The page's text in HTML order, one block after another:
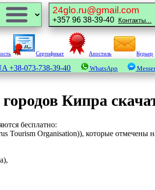
24glo.ru@gmail.com
+357 96 38-39-40 Контакты...
Сертификат Апостиль Курьер
+38-073-738-39-40 WhatsApp
Кипра
бесплатно:
Organisation)), которые отмечены